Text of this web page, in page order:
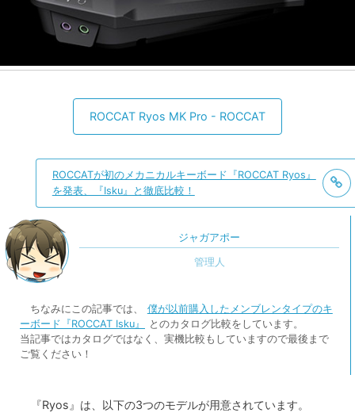
ROCCAT Ryos MK Pro - ROCCAT
ROCCATが初のメカニカルキーボード『ROCCAT Ryos』
を発表、『Isku』と徹底比較！
ジャガアポー
ちなみにこの記事では、
僕が以前購入したメンブレンタイプのキ
ーボード『ROCCAT Isku』
とのカタログ比較をしています。
当記事ではカタログではなく、実機比較もしていますので最後まで
ご覧ください！
『Ryos』は、以下の3つのモデルが用意されています。